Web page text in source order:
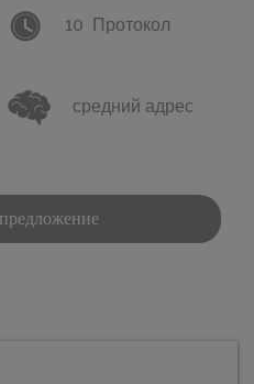
10 Протокол
средний адрес